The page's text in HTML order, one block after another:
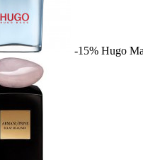
-15% Hugo